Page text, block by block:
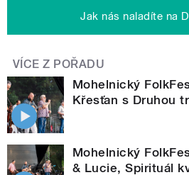
Jak nás naladíte na
VÍCE Z POŘADU
Mohelnický
Křesťan s Druhou
Mohelnický
& Lucie, Spirituál